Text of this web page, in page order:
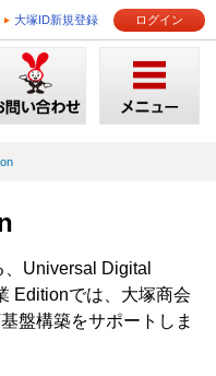
大塚ID新規登録 ログイン
Universal Digital
Editionでは、大塚商会
盤構築をサポートしま